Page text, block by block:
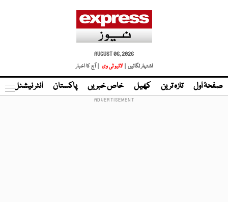
AUGUST 06, 2026
اشتہار لگائیں |
لائیو ٹی وی | آج کا اخبار
صفحۂ اول تازہ ترین کھیل خاص خبریں پاکستان انٹر نیشنل